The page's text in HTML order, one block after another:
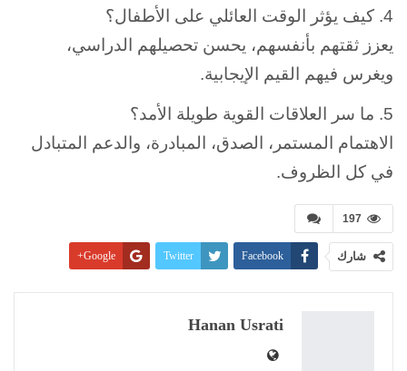
4. كيف يؤثر الوقت العائلي على الأطفال؟
يعزز ثقتهم بأنفسهم، يحسن تحصيلهم الدراسي،
ويغرس فيهم القيم الإيجابية.
5. ما سر العلاقات القوية طويلة الأمد؟
الاهتمام المستمر، الصدق، المبادرة، والدعم المتبادل
في كل الظروف.
197
شارك Facebook
Twitter
Google+
Linkedin
Hanan Usrati